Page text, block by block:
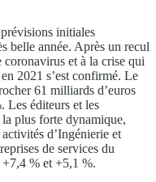
initiales
belle année. Après un recul
et à la crise qui
2021 s’est confirmé. Le
61 milliards d’euros
Les éditeurs et les
plus forte dynamique,
d’Ingénierie et
de services du
% et +5,1 %.